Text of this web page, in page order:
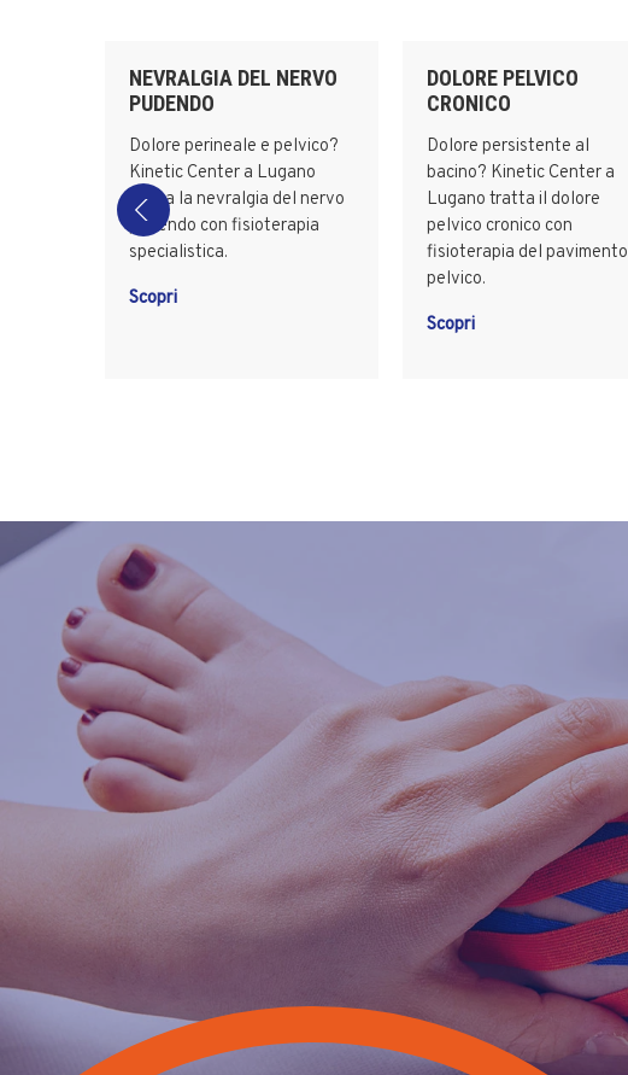
NEVRALGIA DEL NERVO
PUDENDO
Dolore perineale e pelvico?
Kinetic Center a Lugano
tratta la nevralgia del nervo
pudendo con fisioterapia
specialistica.
Scopri
DOLORE PELVICO
CRONICO
Dolore persistente al
bacino? Kinetic Center a
Lugano tratta il dolore
pelvico cronico con
fisioterapia del pavimento
pelvico.
Scopri